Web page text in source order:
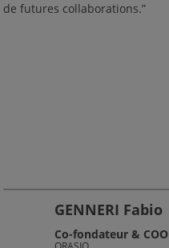
de futures collaborations.”
GENNERI Fabio
Co-fondateur & COO